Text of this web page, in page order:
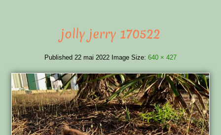
jolly jerry 170522
Published 22 mai 2022 Image Size: 640 × 427